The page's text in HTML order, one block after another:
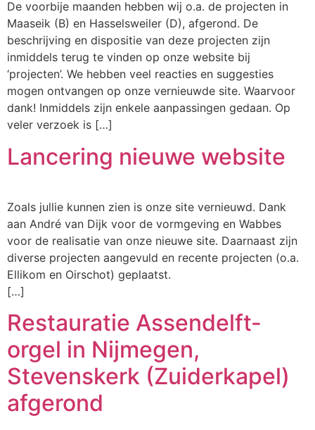
De voorbije maanden hebben wij o.a. de projecten in
Maaseik (B) en Hasselsweiler (D), afgerond. De
beschrijving en dispositie van deze projecten zijn
inmiddels terug te vinden op onze website bij
‘projecten’. We hebben veel reacties en suggesties
mogen ontvangen op onze vernieuwde site. Waarvoor
dank! Inmiddels zijn enkele aanpassingen gedaan. Op
veler verzoek is […]
Lancering nieuwe website
Zoals jullie kunnen zien is onze site vernieuwd. Dank
aan André van Dijk voor de vormgeving en Wabbes
voor de realisatie van onze nieuwe site. Daarnaast zijn
diverse projecten aangevuld en recente projecten (o.a.
Ellikom en Oirschot) geplaatst.
[…]
Restauratie Assendelft-
orgel in Nijmegen,
Stevenskerk (Zuiderkapel)
afgerond